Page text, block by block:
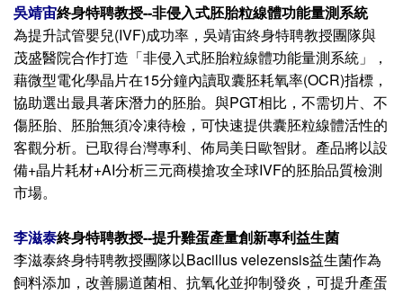
吳靖宙終身特聘教授--非侵入式胚胎粒線體功能量測系統
為提升試管嬰兒(IVF)成功率，吳靖宙終身特聘教授團隊與
茂盛醫院合作打造「非侵入式胚胎粒線體功能量測系統」，
藉微型電化學晶片在15分鐘內讀取囊胚耗氧率(OCR)指標，
協助選出最具著床潛力的胚胎。與PGT相比，不需切片、不
傷胚胎、胚胎無須冷凍待檢，可快速提供囊胚粒線體活性的
客觀分析。已取得台灣專利、佈局美日歐智財。產品將以設
備+晶片耗材+AI分析三元商模搶攻全球IVF的胚胎品質檢測
市場。
李滋泰終身特聘教授--提升雞蛋產量創新專利益生菌
李滋泰終身特聘教授團隊以Bacillus velezensis益生菌作為
飼料添加，改善腸道菌相、抗氧化並抑制發炎，可提升產蛋